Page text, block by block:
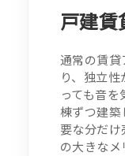
戸建賃
通常の賃
り、独立
っても音
棟ずつ建
要な分だ
の大きなメ